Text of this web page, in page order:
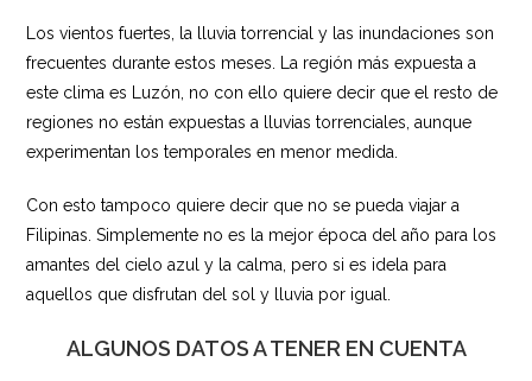
Los vientos fuertes, la lluvia torrencial y las inundaciones son
frecuentes durante estos meses. La región más expuesta a
este clima es Luzón, no con ello quiere decir que el resto de
regiones no están expuestas a lluvias torrenciales, aunque
experimentan los temporales en menor medida.
Con esto tampoco quiere decir que no se pueda viajar a
Filipinas. Simplemente no es la mejor época del año para los
amantes del cielo azul y la calma, pero si es idela para
aquellos que disfrutan del sol y lluvia por igual.
ALGUNOS DATOS A TENER EN CUENTA